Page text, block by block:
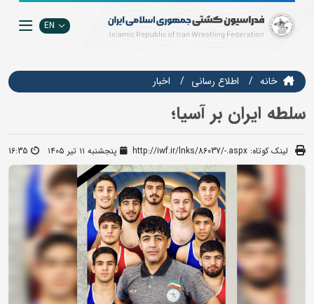
EN
خانه اطلاع رسانی اخبار
سلطه ایران بر آسیا؛
لینک کوتاه: http://iwf.ir/lnks/86037/-.aspx پنجشنبه ۱۱ تیر ۱۴۰۵ 16:35